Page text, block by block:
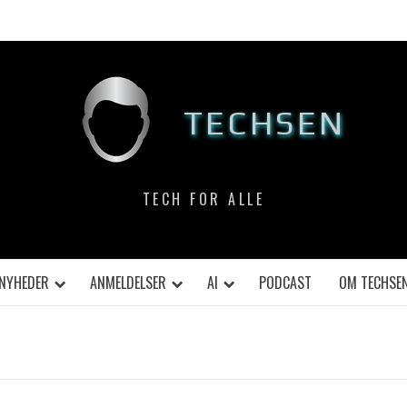
TECHSEN
TECH FOR ALLE
NYHEDER ANMELDELSER AI PODCAST OM